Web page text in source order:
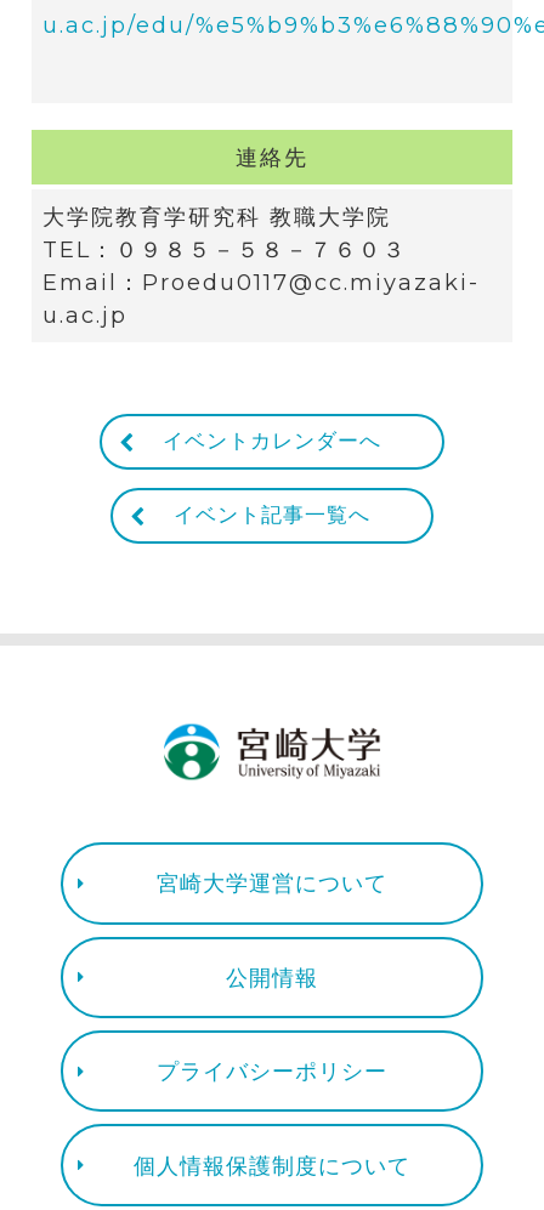
u.ac.jp/edu/
連絡先
大学院教育学研究科 教職大学院
TEL：０９８５－５８－７６０３
Email：Proedu0117@cc.miyazaki-
u.ac.jp
イベントカレンダーへ
イベント記事一覧へ
宮崎大学運営について
公開情報
プライバシーポリシー
個人情報保護制度について